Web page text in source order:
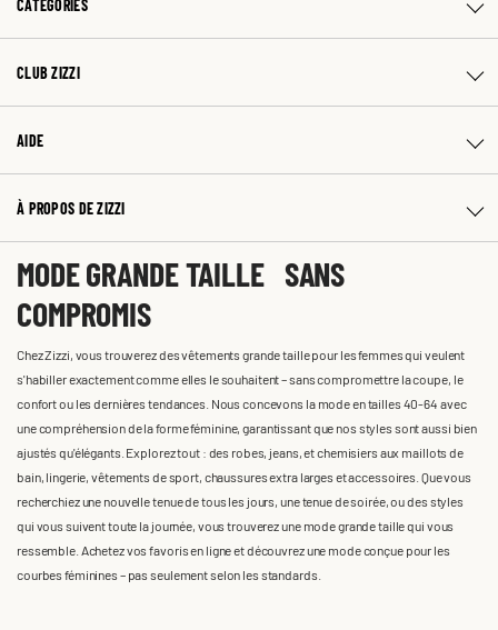
CATÉGORIES
CLUB ZIZZI
AIDE
À PROPOS DE ZIZZI
MODE GRANDE TAILLE SANS
COMPROMIS
Chez Zizzi, vous trouverez des vêtements grande taille pour les femmes qui veulent
s'habiller exactement comme elles le souhaitent – sans compromettre la coupe, le
confort ou les dernières tendances. Nous concevons la mode en tailles 40-64 avec
une compréhension de la forme féminine, garantissant que nos styles sont aussi bien
ajustés qu'élégants. Explorez tout : des robes, jeans, et chemisiers aux maillots de
bain, lingerie, vêtements de sport, chaussures extra larges et accessoires. Que vous
recherchiez une nouvelle tenue de tous les jours, une tenue de soirée, ou des styles
qui vous suivent toute la journée, vous trouverez une mode grande taille qui vous
ressemble. Achetez vos favoris en ligne et découvrez une mode conçue pour les
courbes féminines – pas seulement selon les standards.